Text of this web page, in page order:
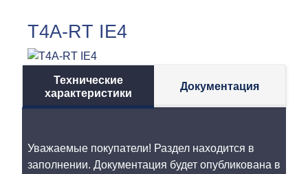
T4A-RT IE4
Технические
характеристики
Документация
Уважаемые покупатели! Раздел находится в
заполнении. Документация будет опубликована в